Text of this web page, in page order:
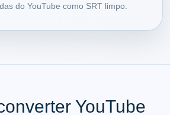
do YouTube como SRT limpo.
YouTube